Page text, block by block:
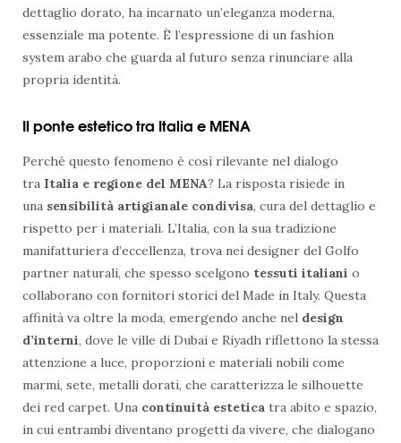
dettaglio dorato, ha incarnato un’eleganza moderna,
essenziale ma potente. È l’espressione di un fashion
system arabo che guarda al futuro senza rinunciare alla
propria identità.
Il ponte estetico tra Italia e MENA
Perché questo fenomeno è così rilevante nel dialogo
tra Italia e regione del MENA? La risposta risiede in
una sensibilità artigianale condivisa, cura del dettaglio e
rispetto per i materiali. L’Italia, con la sua tradizione
manifatturiera d’eccellenza, trova nei designer del Golfo
partner naturali, che spesso scelgono tessuti italiani o
collaborano con fornitori storici del Made in Italy. Questa
affinità va oltre la moda, emergendo anche nel design
d’interni, dove le ville di Dubai e Riyadh riflettono la stessa
attenzione a luce, proporzioni e materiali nobili come
marmi, sete, metalli dorati, che caratterizza le silhouette
dei red carpet. Una continuità estetica tra abito e spazio,
in cui entrambi diventano progetti da vivere, che dialogano